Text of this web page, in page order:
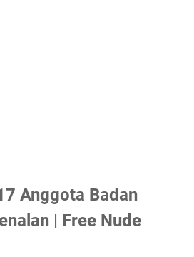
Anggota Badan
| Free Nude